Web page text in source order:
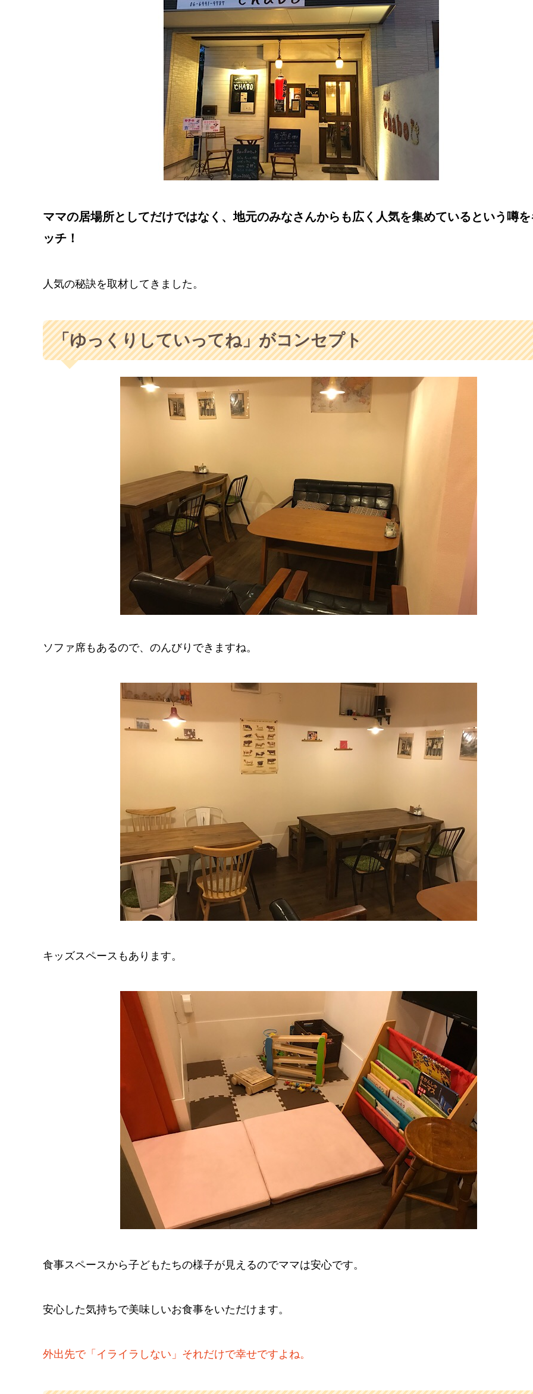
ママの居場所としてだけではなく、地元のみなさんからも広く人気を集めているという噂
ッチ！
人気の秘訣を取材してきました。
「ゆっくりしていってね」がコンセプト
ソファ席もあるので、のんびりできますね。
キッズスペースもあります。
食事スペースから子どもたちの様子が見えるのでママは安心です。
安心した気持ちで美味しいお食事をいただけます。
外出先で「イライラしない」それだけで幸せですよね。